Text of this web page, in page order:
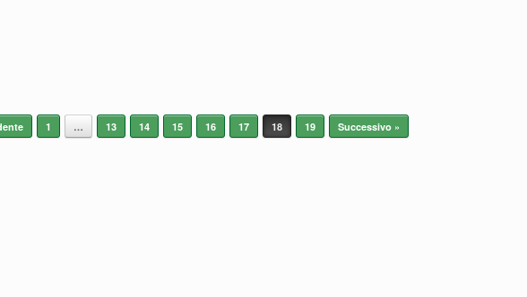
1 … 13 14 15 16 17 18 19 Successivo »